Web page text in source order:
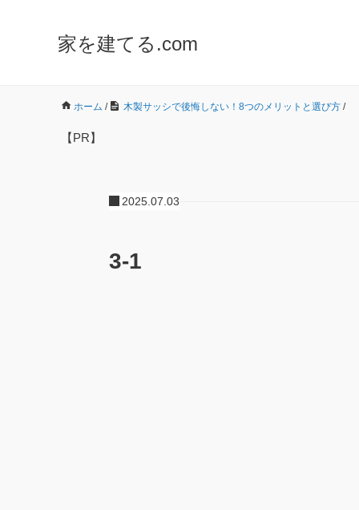
家を建てる.com
ホーム / 木製サッシで後悔しない！8つのメリットと選び方 /
【PR】
2025.07.03
3-1